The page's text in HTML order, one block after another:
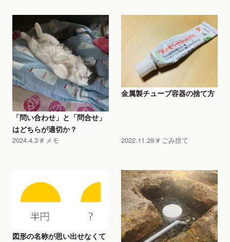
「問い合わせ」と「問合せ」
はどちらが適切か？
2024.4.3 メモ
金属製チューブ容器の捨て方
2022.11.29 ごみ捨て
図形の名称が思い出せなくて